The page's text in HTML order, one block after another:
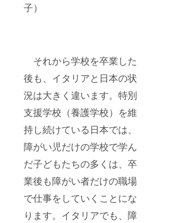
子）
それから学校を卒業した
後も、イタリアと日本の状
況は大きく違います。特別
支援学校（養護学校）を維
持し続けている日本では、
障がい児だけの学校で学ん
だ子どもたちの多くは、卒
業後も障がい者だけの職場
で仕事をしていくことにな
ります。イタリアでも、障